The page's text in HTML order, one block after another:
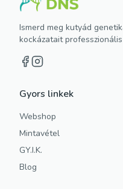
Ismerd meg kutyád
kockázatait
Gyors linkek
Webshop
Mintavétel
GY.I.K.
Blog